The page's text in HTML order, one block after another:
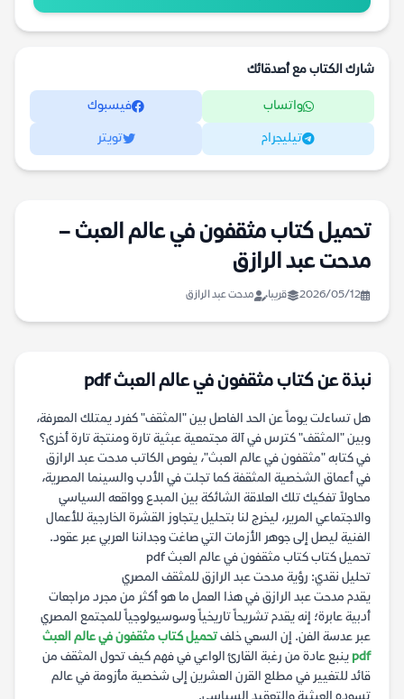
شارك الكتاب مع أصدقائك
واتساب فيسبوك
تيليجرام تويتر
تحميل كتاب مثقفون في عالم العبث –
مدحت عبد الرازق
2026/05/12 قريبا مدحت عبد الرازق
نبذة عن كتاب مثقفون في عالم العبث pdf
هل تساءلت يوماً عن الحد الفاصل بين "المثقف" كفرد يمتلك المعرفة،
وبين "المثقف" كترس في آلة مجتمعية عبثية تارة ومنتجة تارة أخرى؟
في كتابه "مثقفون في عالم العبث"، يغوص الكاتب مدحت عبد الرازق
في أعماق الشخصية المثقفة كما تجلت في الأدب والسينما المصرية،
محاولاً تفكيك تلك العلاقة الشائكة بين المبدع وواقعه السياسي
والاجتماعي المرير، ليخرج لنا بتحليل يتجاوز القشرة الخارجية للأعمال
الفنية ليصل إلى جوهر الأزمات التي صاغت وجداننا العربي عبر عقود.
تحميل كتاب كتاب مثقفون في عالم العبث pdf
تحليل نقدي: رؤية مدحت عبد الرازق للمثقف المصري
يقدم مدحت عبد الرازق في هذا العمل ما هو أكثر من مجرد مراجعات
أدبية عابرة؛ إنه يقدم تشريحاً تاريخياً وسوسيولوجياً للمجتمع المصري
عبر عدسة الفن. إن السعي خلفتحميل كتاب مثقفون في عالم العبث
pdf ينبع عادة من رغبة القارئ الواعي في فهم كيف تحول المثقف من
قائد للتغيير في مطلع القرن العشرين إلى شخصية مأزومة في عالم